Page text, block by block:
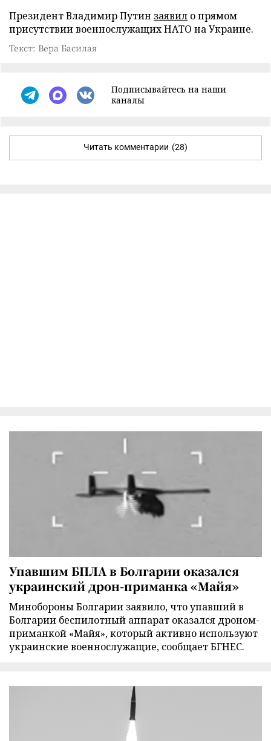
Президент Владимир Путин заявил о прямом
присутствии военнослужащих НАТО на Украине.
Текст: Вера Басилая
Подписывайтесь на наши
каналы
Читать комментарии (28)
Упавшим БПЛА в Болгарии оказался
украинский дрон-приманка «Майя»
Минобороны Болгарии заявило, что упавший в
Болгарии беспилотный аппарат оказался дроном-
приманкой «Майя», который активно используют
украинские военнослужащие, сообщает БГНЕС.